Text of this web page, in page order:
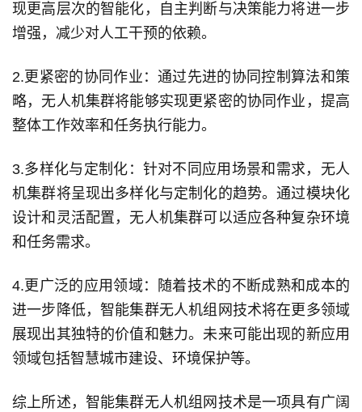
现更高层次的智能化，自主判断与决策能力将进一步
增强，减少对人工干预的依赖。
2.更紧密的协同作业：通过先进的协同控制算法和策
略，无人机集群将能够实现更紧密的协同作业，提高
整体工作效率和任务执行能力。
3.多样化与定制化：针对不同应用场景和需求，无人
机集群将呈现出多样化与定制化的趋势。通过模块化
设计和灵活配置，无人机集群可以适应各种复杂环境
和任务需求。
4.更广泛的应用领域：随着技术的不断成熟和成本的
进一步降低，智能集群无人机组网技术将在更多领域
展现出其独特的价值和魅力。未来可能出现的新应用
领域包括智慧城市建设、环境保护等。
综上所述，智能集群无人机组网技术是一项具有广阔